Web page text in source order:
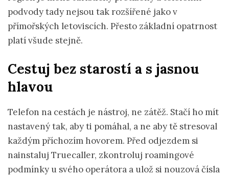
podvody tady nejsou tak rozšířené jako v
přímořských letoviscích. Přesto základní opatrnost
platí všude stejně.
Cestuj bez starostí a s jasnou
hlavou
Telefon na cestách je nástroj, ne zátěž. Stačí ho mít
nastavený tak, aby ti pomáhal, a ne aby tě stresoval
každým příchozím hovorem. Před odjezdem si
nainstaluj Truecaller, zkontroluj roamingové
podmínky u svého operátora a ulož si nouzová čísla